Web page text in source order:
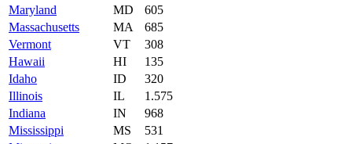
Maryland
MD
605
Massachusetts
MA
685
Vermont
VT
308
Hawaii
HI
135
Idaho
ID
320
Illinois
IL
1.575
Indiana
IN
968
Mississippi
MS
531